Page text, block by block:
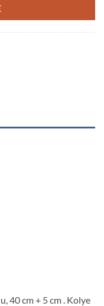
40 cm + 5 cm . Kolye